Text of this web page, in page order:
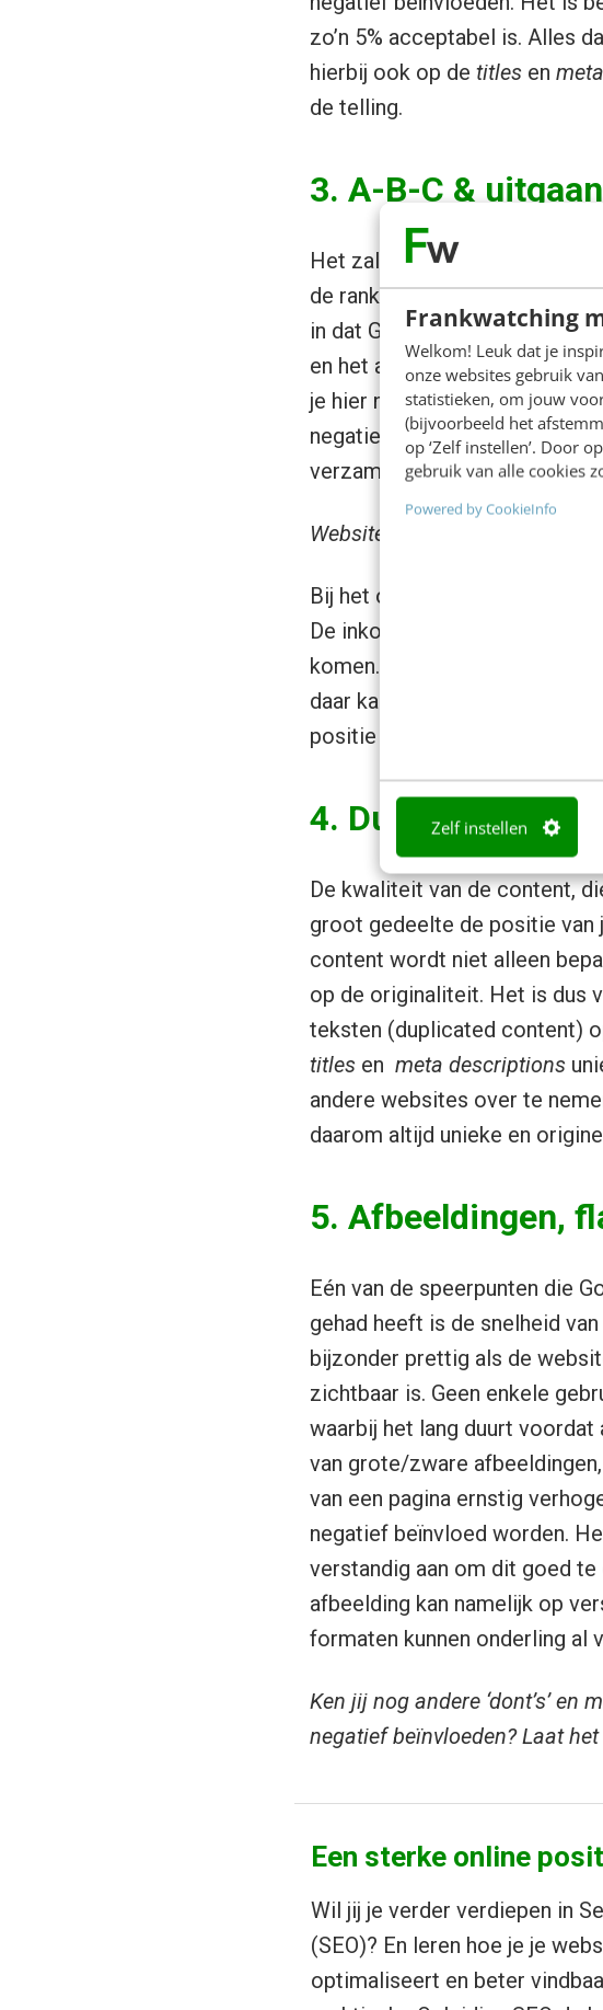
Frankwatching
Welkom! Leuk dat je
onze websites gebruik
statistieken, om jouw
(bijvoorbeeld het
op ‘Zelf instellen’. Door
gebruik van alle cookies
Powered by CookieInfo
Zelf instellen
zo’n 5% acceptabel is. Alles
hierbij ook op de titlesen
de telling.
3. A-B-C &
Het zal je ongetwijfeld niet
de rankings bepaald/
in dat Google kijkt naar het
en het aantal uitgaande links
je hier niet op de juiste
negatief beïnvloeden. Zo is
verzamelen. Een a-b-c link
Website A -> Link – > Website
Bij het opbouwen van
De inkomende links worden
komen. Het kan daarom ook
daar kan een valkuil
positie ook negatief
4. Duplicate
De kwaliteit van de content,
groot gedeelte de positie van
content wordt niet alleen
op de originaliteit. Het is dus
teksten (duplicated content)
titles en meta descriptions
andere websites over te
daarom altijd unieke en
5. Afbeeldingen,
Eén van de speerpunten die
gehad heeft is de snelheid
bijzonder prettig als de
zichtbaar is. Geen enkele
waarbij het lang duurt
van grote/zware
van een pagina ernstig
negatief beïnvloed worden.
verstandig aan om dit goed
afbeelding kan namelijk op
formaten kunnen onderling al
Ken jij nog andere ‘dont’s’
negatief beïnvloeden? Laat
Een sterke online
Wil jij je verder verdiepen in
(SEO)? En leren hoe je je
optimaliseert en beter